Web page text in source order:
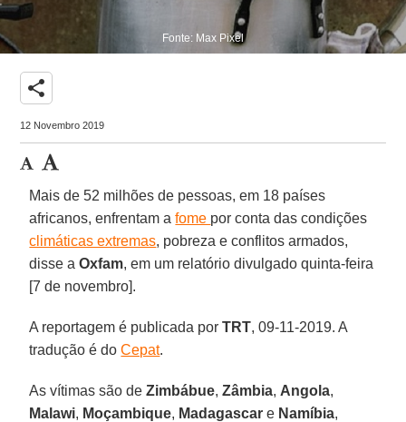
Fonte: Max Pixel
share
12 Novembro 2019
Mais de 52 milhões de pessoas, em 18 países
africanos, enfrentam afome por conta das condições
climáticas extremas, pobreza e conflitos armados,
disse aOxfam, em um relatório divulgado quinta-feira
[7 de novembro].
A reportagem é publicada porTRT, 09-11-2019. A
tradução é doCepat.
As vítimas são deZimbábue,Zâmbia, Angola,
Malawi, Moçambique, Madagascar e Namíbia,